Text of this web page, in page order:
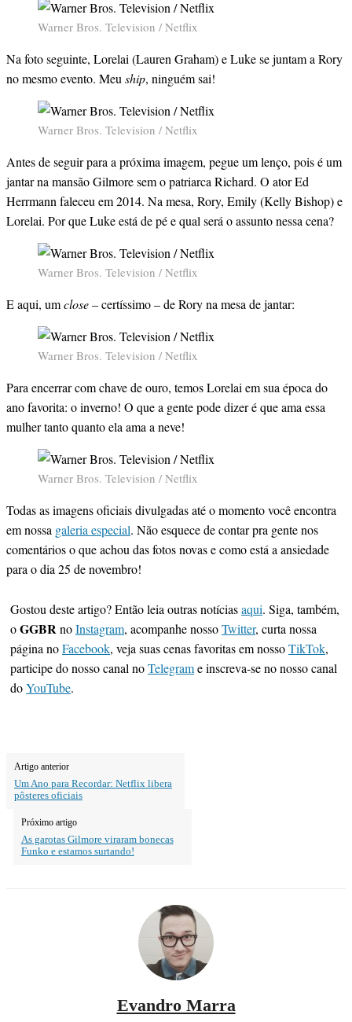
Warner Bros. Television / Netflix
Na foto seguinte, Lorelai (Lauren Graham) e Luke se juntam a Rory
no mesmo evento. Meu ship, ninguém sai!
Warner Bros. Television / Netflix
Antes de seguir para a próxima imagem, pegue um lenço, pois é um
jantar na mansão Gilmore sem o patriarca Richard. O ator Ed
Herrmann faleceu em 2014. Na mesa, Rory, Emily (Kelly Bishop) e
Lorelai. Por que Luke está de pé e qual será o assunto nessa cena?
Warner Bros. Television / Netflix
E aqui, umclose– certíssimo – de Rory na mesa de jantar:
Warner Bros. Television / Netflix
Para encerrar com chave de ouro, temos Lorelai em sua época do
ano favorita: o inverno! O que a gente pode dizer é que ama essa
mulher tanto quanto ela ama a neve!
Warner Bros. Television / Netflix
Todas as imagens oficiais divulgadas até o momento você encontra
em nossa galeria especial. Não esquece de contar pra gente nos
comentários o que achou das fotos novas e como está a ansiedade
para o dia 25 de novembro!
Gostou deste artigo? Então leia outras notíciasaqui. Siga, também,
oGGBR noInstagram, acompanhe nossoTwitter, curta nossa
página noFacebook, veja suas cenas favoritas em nossoTikTok,
participe do nosso canal noTelegrame inscreva-se no nosso canal
doYouTube.
Artigo anterior
Um Ano para Recordar: Netflix libera
pôsteres oficiais
Próximo artigo
As garotas Gilmore viraram bonecas
Funko e estamos surtando!
Evandro Marra